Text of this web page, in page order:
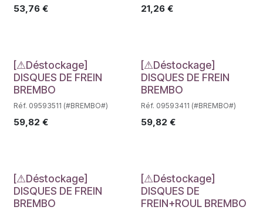
53,76 € 21,26€
Déstockage
[⚠Déstockage]
DISQUES DE FREIN
BREMBO
Réf. 09593511 (#BREMBO#)
59,82 €
Déstockage
[⚠Déstockage]
DISQUES DE FREIN
BREMBO
Réf. 09593411 (#BREMBO#)
59,82 €
Déstockage
[⚠Déstockage]
DISQUES DE FREIN
BREMBO
Déstockage
[⚠Déstockage]
DISQUES DE
FREIN+ROUL BREMBO